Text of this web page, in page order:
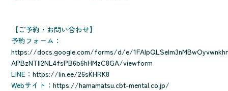
【ご予約・お問い合わせ】
予約フォーム：
https://docs.google.com/forms/d/e/
APBzNTll2NL4fsPB6b6hHMzC8GA/viewform
LINE：https://lin.ee/26sKHRK8
Webサイト：https://hamamatsu.cbt-mental.co.jp/